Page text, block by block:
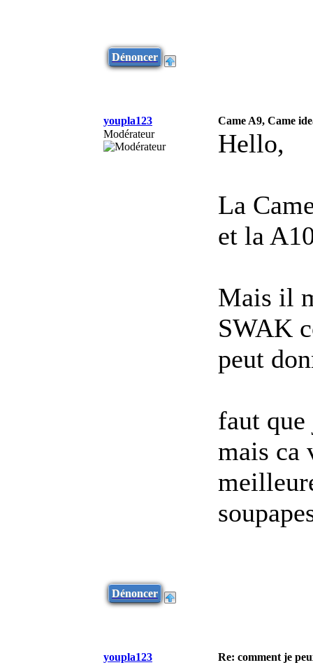
Dénoncer
youpla123
Came A9, Came
Modérateur
Hello,
La
et la
Mais il
SWAK
peut
faut
mais ca
Dénoncer
youpla123
Re: comment je